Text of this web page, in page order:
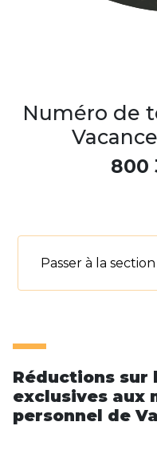
Numéro de
800
Passer à la section
Réductions sur
exclusives aux
personnel de